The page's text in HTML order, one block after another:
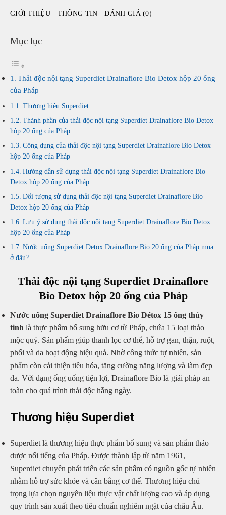
của
GIỚI THIỆU THÔNG TIN ĐÁNH GIÁ (0)
Mục lục
Thải độc nội tạng Superdiet Drainaflore Bio Detox hộp 20 ống
của Pháp
Thương hiệu Superdiet
Thành phần của thải độc nội tạng Superdiet Drainaflore Bio Detox
hộp 20 ống của Pháp
Công dụng của thải độc nội tạng Superdiet Drainaflore Bio Detox
hộp 20 ống của Pháp
Hướng dẫn sử dụng thải độc nội tạng Superdiet Drainaflore Bio
Detox hộp 20 ống của Pháp
Đối tượng sử dụng thải độc nội tạng Superdiet Drainaflore Bio
Detox hộp 20 ống của Pháp
Lưu ý sử dụng thải độc nội tạng Superdiet Drainaflore Bio Detox
hộp 20 ống của Pháp
Nước uống Superdiet Detox Drainaflore Bio 20 ống của Pháp mua
ở đâu?
Thải độc nội tạng Superdiet Drainaflore
Bio Detox hộp 20 ống của Pháp
Nước uống Superdiet Drainaflore Bio Détox 15 ống thủy
tinh là thực phẩm bổ sung hữu cơ từ Pháp, chứa 15 loại thảo
mộc quý. Sản phẩm giúp thanh lọc cơ thể, hỗ trợ gan, thận, ruột,
phổi và da hoạt động hiệu quả. Nhờ công thức tự nhiên, sản
phẩm còn cải thiện tiêu hóa, tăng cường năng lượng và làm đẹp
da. Với dạng ống uống tiện lợi, Drainaflore Bio là giải pháp an
toàn cho quá trình thải độc hằng ngày.
Thương hiệu Superdiet
Superdiet là thương hiệu thực phẩm bổ sung và sản phẩm thảo
dược nổi tiếng của Pháp. Được thành lập từ năm 1961,
Superdiet chuyên phát triển các sản phẩm có nguồn gốc tự nhiên
nhằm hỗ trợ sức khỏe và cân bằng cơ thể. Thương hiệu chú
trọng lựa chọn nguyên liệu thực vật chất lượng cao và áp dụng
quy trình sản xuất theo tiêu chuẩn nghiêm ngặt của châu Âu.